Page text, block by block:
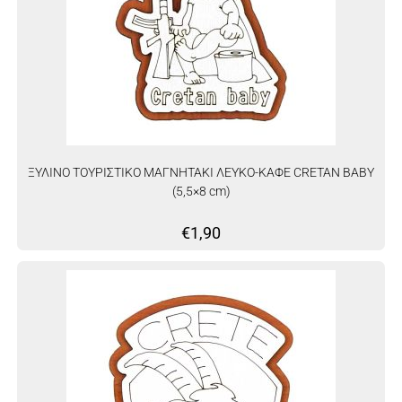
ΞΥΛΙΝΟ ΤΟΥΡΙΣΤΙΚΟ ΜΑΓΝΗΤΑΚΙ ΛΕΥΚΟ-ΚΑΦΕ CRETAN BABY
(5,5×8 cm)
€1,90